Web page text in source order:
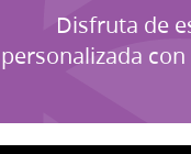
Disfruta de
personalizada